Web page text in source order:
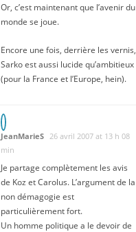
Or, c’est maintenant que l’avenir du
monde se joue.
Encore une fois, derrière les vernis,
Sarko est aussi lucide qu’ambitieux
(pour la France et l’Europe, hein).
JeanMarieS 26 avril 2007 at 13 h 08
min
Je partage complètement les avis
de Koz et Carolus. L’argument de la
non démagogie est
particulièrement fort.
Un homme politique a le devoir de